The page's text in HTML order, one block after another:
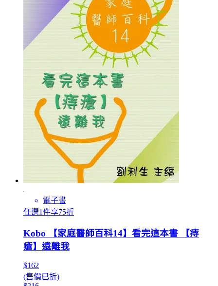
電子書
任選1件享75折
Kobo 【家庭醫師百科14】看完這本書 【痔
瘡】遠離我
$162
(售價已折)